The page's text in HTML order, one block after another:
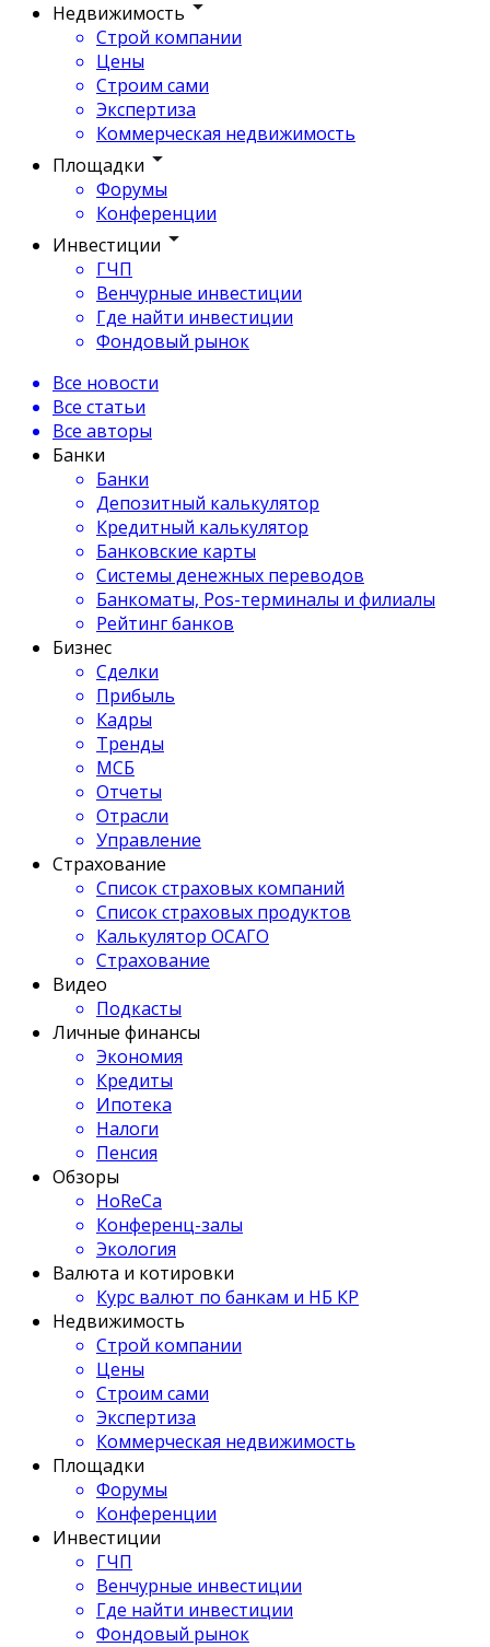
Недвижимость
Строй компании
Цены
Строим сами
Экспертиза
Коммерческая недвижимость
Площадки
Форумы
Конференции
Инвестиции
ГЧП
Венчурные инвестиции
Где найти инвестиции
Фондовый рынок
Все новости
Все статьи
Все авторы
Банки
Банки
Депозитный калькулятор
Кредитный калькулятор
Банковские карты
Системы денежных переводов
Банкоматы, Pos-терминалы и филиалы
Рейтинг банков
Бизнес
Сделки
Прибыль
Кадры
Тренды
МСБ
Отчеты
Отрасли
Управление
Страхование
Список страховых компаний
Список страховых продуктов
Калькулятор ОСАГО
Страхование
Видео
Подкасты
Личные финансы
Экономия
Кредиты
Ипотека
Налоги
Пенсия
Обзоры
HoReCa
Конференц-залы
Экология
Валюта и котировки
Курс валют по банкам и НБ КР
Недвижимость
Строй компании
Цены
Строим сами
Экспертиза
Коммерческая недвижимость
Площадки
Форумы
Конференции
Инвестиции
ГЧП
Венчурные инвестиции
Где найти инвестиции
Фондовый рынок